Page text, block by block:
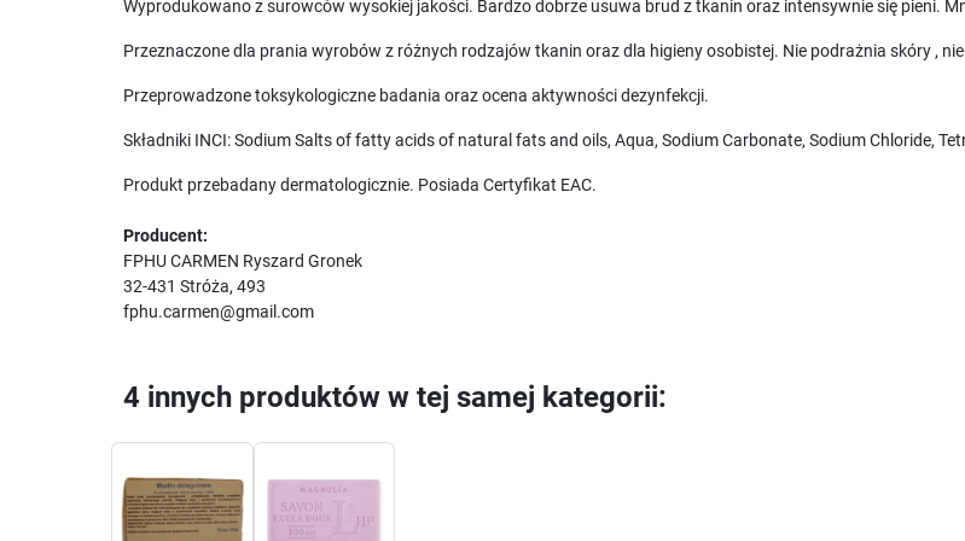
Wyprodukowano z surowców wysokiej jakości. Bardzo dobrze usuwa brud z tkanin oraz intensywnie się pieni.
Przeznaczone dla prania wyrobów z różnych rodzajów tkanin oraz dla higieny osobistej. Nie podrażnia skóry ,
Przeprowadzone toksykologiczne badania oraz ocena aktywności dezynfekcji.
Składniki INCI: Sodium Salts of fatty acids of natural fats and oils, Aqua, Sodium Carbonate, Sodium Chloride,
Produkt przebadany dermatologicznie. Posiada Certyfikat EAC.
Producent:
FPHU CARMEN Ryszard Gronek
32-431 Stróża, 493
fphu.carmen@gmail.com
4 innych produktów w tej samej kategorii: